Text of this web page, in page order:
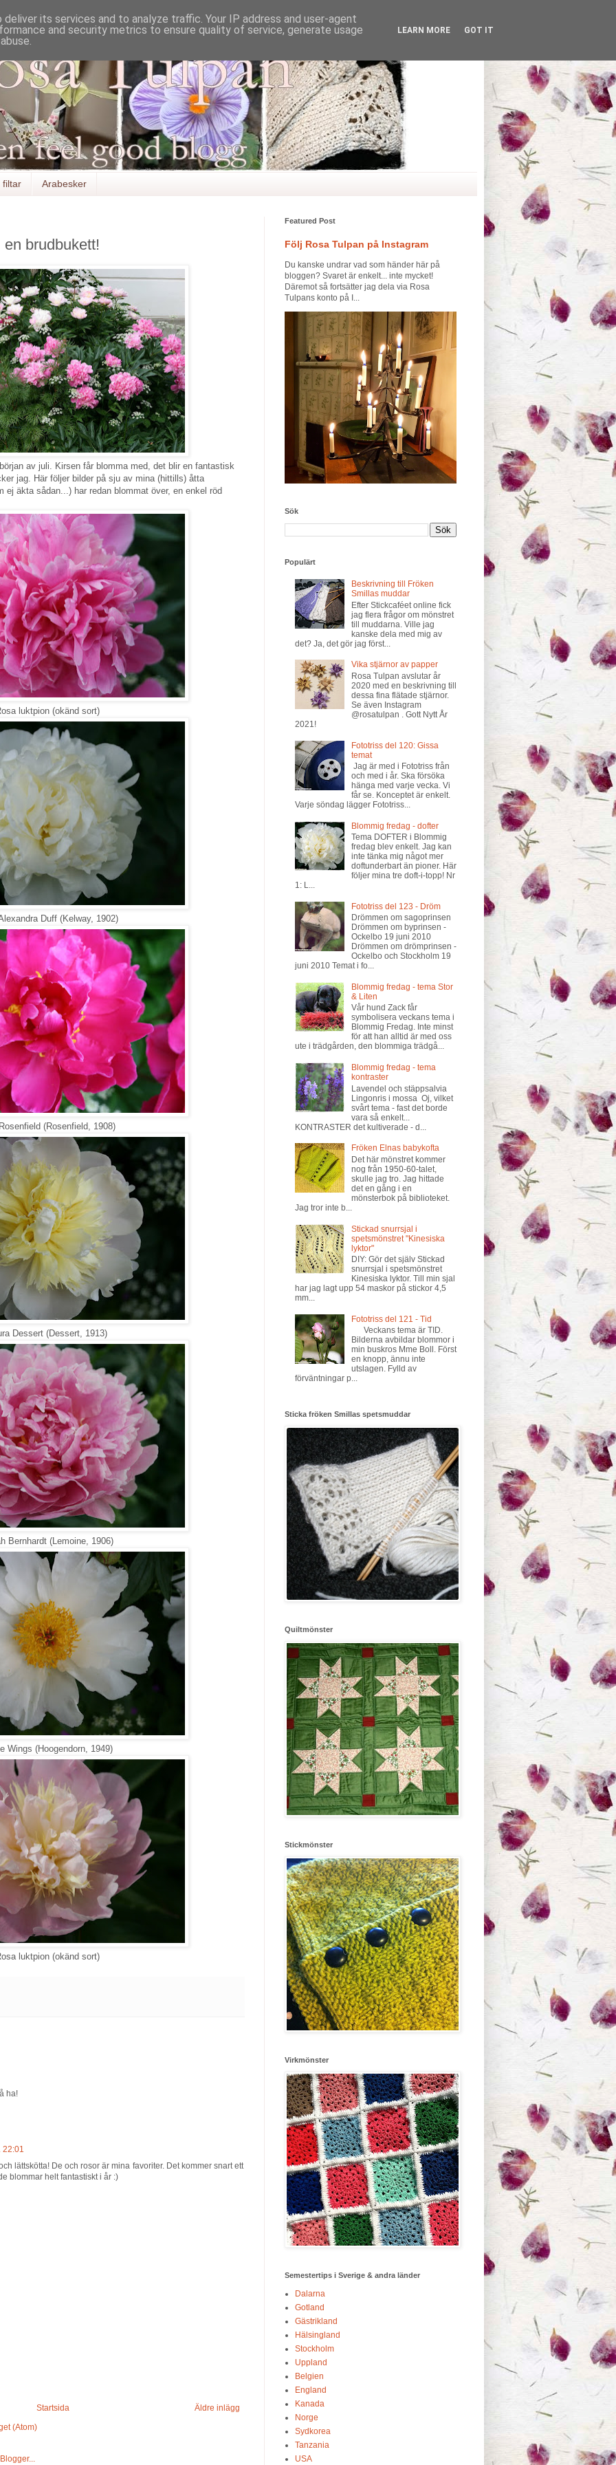
filtar Arabesker
brudbukett!
av juli. Kirsen får blomma med, det blir en fantastisk
jag. Här följer bilder på sju av mina (hittills) åtta
ej äkta sådan...) har redan blommat över, en enkel röd
luktpion (okänd sort)
Duff (Kelway, 1902)
(Rosenfield, 1908)
Dessert (Dessert, 1913)
Bernhardt (Lemoine, 1906)
Wings (Hoogendorn, 1949)
luktpion (okänd sort)
ha!
22:01
lättskötta! De och rosor är mina favoriter. Det kommer snart ett
blommar helt fantastiskt i år :)
Äldre inlägg
Startsida
(Atom)
Featured Post
Följ Rosa Tulpan på Instagram
Du kanske undrar vad som händer här på
bloggen? Svaret är enkelt... inte mycket!
Däremot så fortsätter jag dela via Rosa
Tulpans konto på I...
Sök
Populärt
Beskrivning till Fröken
Smillas muddar
Efter Stickcaféet online fick
jag flera frågor om mönstret
till muddarna. Ville jag
kanske dela med mig av
det? Ja, det gör jag först...
Vika stjärnor av papper
Rosa Tulpan avslutar år
2020 med en beskrivning till
dessa fina flätade stjärnor.
Se även Instagram
@rosatulpan . Gott Nytt År
2021!
Fototriss del 120: Gissa
temat
Jag är med i Fototriss från
och med i år. Ska försöka
hänga med varje vecka. Vi
får se. Konceptet är enkelt.
Varje söndag lägger Fototriss...
Blommig fredag - dofter
Tema DOFTER i Blommig
fredag blev enkelt. Jag kan
inte tänka mig något mer
doftunderbart än pioner. Här
följer mina tre doft-i-topp! Nr
1: L...
Fototriss del 123 - Dröm
Drömmen om sagoprinsen
Drömmen om byprinsen -
Ockelbo 19 juni 2010
Drömmen om drömprinsen -
Ockelbo och Stockholm 19
juni 2010 Temat i fo...
Blommig fredag - tema Stor
& Liten
Vår hund Zack får
symbolisera veckans tema i
Blommig Fredag. Inte minst
för att han alltid är med oss
ute i trädgården, den blommiga trädgå...
Blommig fredag - tema
kontraster
Lavendel och stäppsalvia
Lingonris i mossa Oj, vilket
svårt tema - fast det borde
vara så enkelt...
KONTRASTER det kultiverade - d...
Fröken Elnas babykofta
Det här mönstret kommer
nog från 1950-60-talet,
skulle jag tro. Jag hittade
det en gång i en
mönsterbok på biblioteket.
Jag tror inte b...
Stickad snurrsjal i
spetsmönstret "Kinesiska
lyktor"
DIY: Gör det själv Stickad
snurrsjal i spetsmönstret
Kinesiska lyktor. Till min sjal
har jag lagt upp 54 maskor på stickor 4,5
mm...
Fototriss del 121 - Tid
Veckans tema är TID.
Bilderna avbildar blommor i
min buskros Mme Boll. Först
en knopp, ännu inte
utslagen. Fylld av
förväntningar p...
Sticka fröken Smillas spetsmuddar
Quiltmönster
Stickmönster
Virkmönster
Semestertips i Sverige & andra länder
Dalarna
Gotland
Gästrikland
Hälsingland
Stockholm
Uppland
Belgien
England
Kanada
Norge
Sydkorea
Tanzania
USA
its services and to analyze traffic. Your IP address and user-agent
and security metrics to ensure quality of service, generate usage
LEARN MORE GOT IT